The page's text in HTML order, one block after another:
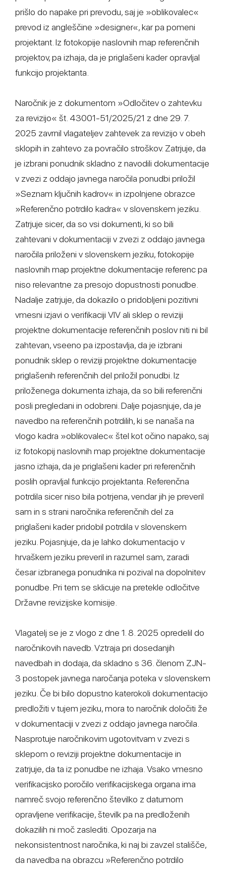
prišlo do napake pri prevodu, saj je »oblikovalec«
prevod iz angleščine »designer«, kar pa pomeni
projektant. Iz fotokopije naslovnih map referenčnih
projektov, pa izhaja, da je priglašeni kader opravljal
funkcijo projektanta.
Naročnik je z dokumentom »Odločitev o zahtevku
za revizijo« št. 43001-51/2025/21 z dne 29. 7.
2025 zavrnil vlagateljev zahtevek za revizijo v obeh
sklopih in zahtevo za povračilo stroškov. Zatrjuje, da
je izbrani ponudnik skladno z navodili dokumentacije
v zvezi z oddajo javnega naročila ponudbi priložil
»Seznam ključnih kadrov« in izpolnjene obrazce
»Referenčno potrdilo kadra« v slovenskem jeziku.
Zatrjuje sicer, da so vsi dokumenti, ki so bili
zahtevani v dokumentaciji v zvezi z oddajo javnega
naročila priloženi v slovenskem jeziku, fotokopije
naslovnih map projektne dokumentacije referenc pa
niso relevantne za presojo dopustnosti ponudbe.
Nadalje zatrjuje, da dokazilo o pridobljeni pozitivni
vmesni izjavi o verifikaciji VIV ali sklep o reviziji
projektne dokumentacije referenčnih poslov niti ni bil
zahtevan, vseeno pa izpostavlja, da je izbrani
ponudnik sklep o reviziji projektne dokumentacije
priglašenih referenčnih del priložil ponudbi. Iz
priloženega dokumenta izhaja, da so bili referenčni
posli pregledani in odobreni. Dalje pojasnjuje, da je
navedbo na referenčnih potrdilih, ki se nanaša na
vlogo kadra »oblikovalec« štel kot očino napako, saj
iz fotokopij naslovnih map projektne dokumentacije
jasno izhaja, da je priglašeni kader pri referenčnih
poslih opravljal funkcijo projektanta. Referenčna
potrdila sicer niso bila potrjena, vendar jih je preveril
sam in s strani naročnika referenčnih del za
priglašeni kader pridobil potrdila v slovenskem
jeziku. Pojasnjuje, da je lahko dokumentacijo v
hrvaškem jeziku preveril in razumel sam, zaradi
česar izbranega ponudnika ni pozival na dopolnitev
ponudbe. Pri tem se sklicuje na pretekle odločitve
Državne revizijske komisije.
Vlagatelj se je z vlogo z dne 1. 8. 2025 opredelil do
naročnikovih navedb. Vztraja pri dosedanjih
navedbah in dodaja, da skladno s 36. členom ZJN-
3 postopek javnega naročanja poteka v slovenskem
jeziku. Če bi bilo dopustno katerokoli dokumentacijo
predložiti v tujem jeziku, mora to naročnik določiti že
v dokumentaciji v zvezi z oddajo javnega naročila.
Nasprotuje naročnikovim ugotovitvam v zvezi s
sklepom o reviziji projektne dokumentacije in
zatrjuje, da ta iz ponudbe ne izhaja. Vsako vmesno
verifikacijsko poročilo verifikacijskega organa ima
namreč svojo referenčno številko z datumom
opravljene verifikacije, številk pa na predloženih
dokazilih ni moč zaslediti. Opozarja na
nekonsistentnost naročnika, ki naj bi zavzel stališče,
da navedba na obrazcu »Referenčno potrdilo